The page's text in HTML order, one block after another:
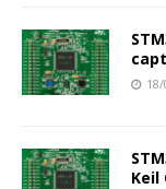
Keil